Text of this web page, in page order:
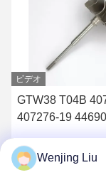
ビデオ
GTW38 T04B
407276-19
ャーのタービン
シャフト最高 の 価格
Wenjing Liu